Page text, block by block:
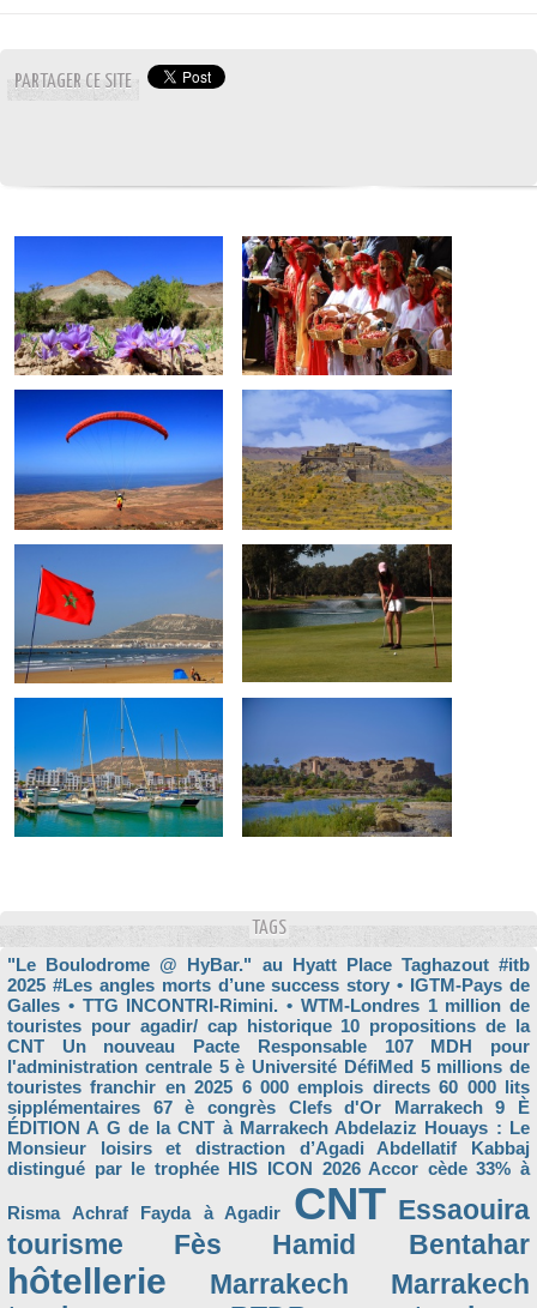
PARTAGER CE SITE
TAGS
"Le Boulodrome @ HyBar." au Hyatt Place Taghazout #itb
2025 #Les angles morts d’une success story • IGTM-Pays de
Galles • TTG INCONTRI-Rimini. • WTM-Londres 1 million de
touristes pour agadir/ cap historique 10 propositions de la
CNT Un nouveau Pacte Responsable
107 MDH pour
l'administration centrale 5 è Université DéfiMed 5 millions de
touristes franchir en 2025 6 000 emplois directs 60 000 lits
sipplémentaires
67 è congrès Clefs d'Or Marrakech
9 È
ÉDITION A G de la CNT à Marrakech Abdelaziz Houays : Le
Monsieur loisirs et distraction d’Agadi
Abdellatif Kabbaj
distingué par le trophée HIS ICON 2026 Accor cède 33% à
Risma Achraf Fayda à Agadir CNT Essaouira
tourisme
Fès Hamid Bentahar
hôtellerie Marrakech
Marrakech